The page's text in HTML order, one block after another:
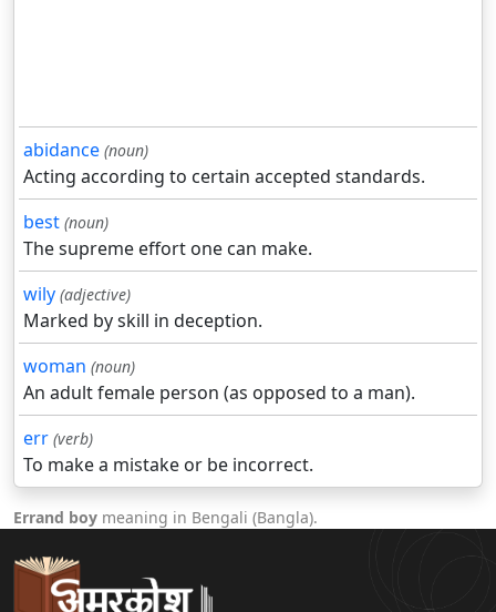
abidance (noun)
Acting according to certain accepted standards.
best (noun)
The supreme effort one can make.
wily (adjective)
Marked by skill in deception.
woman (noun)
An adult female person (as opposed to a man).
err (verb)
To make a mistake or be incorrect.
Errand boy meaning in Bengali (Bangla).